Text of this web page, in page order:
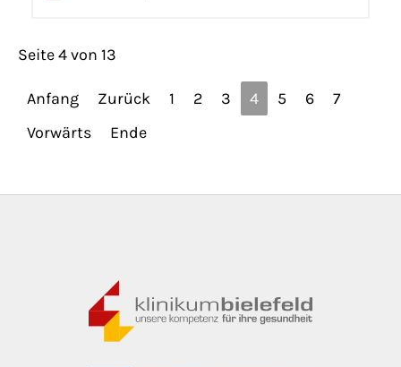
Seite 4 von 13
Anfang Zurück 1 2 3 4 5 6
7
Vorwärts
Ende